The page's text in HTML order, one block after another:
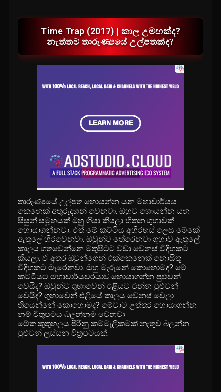
Time Trap (2017) | කාල උමඟක්ද?
නැත්තම් තාරුණ්‍යයේ උල්පතක්ද?
තාරුණ්‍යයේ උල්පත හොයන්න යන මහාචාර්යය
කෙනෙක් අතුරුදහන් වෙනවා. ඔහුව හොයන්න යන
සිසුන් සමූහයක් ඔහු ගියා කියලා හිතන ගුහාවක්
හොයාගන්නවා. ඒත් මේ කට්ටිය අභිරහස් ලෙස මේකේ
ඇතුලේ හිරවෙනවා. ඔවුන්ට තේරෙනවා ගුහාව ඇතුලේ
කාලය ගතවෙන්නෙ මතුපිටට වඩා වෙනස් විදිහකට
කියලා. ඒ අතර ඔවුන්ගෙන් එක්කෙනෙක් නොසිතූ
විදිහකට මැරෙනවා. ඔහු මැරුනේ කොහොමද? මේ
කට්ටියට මහාචාර්යවරයාව හොයාගන්න පුළුවන්
වෙයිද? ඔවුන්ට ගුහාවෙන් එළියට එන්න පුළුවන්
වෙයිද? ගුහාවෙන් එළියේ කාලය වෙනස් වෙලා
තියෙන්නේ කොහොමද? මේවාට උත්තර හොයාගන්න
නම් චිතුපටය බලන්නම වෙනවා
මේක කුතුහලය පිරිනු කම්මැලිකමක් නැතුව බලන්න
පුළුවන් ලස්සන විත්‍රපටයක්.